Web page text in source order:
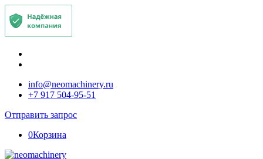
info@neomachinery.ru
+7 917 504-95-51
Отправить запрос
0Корзина